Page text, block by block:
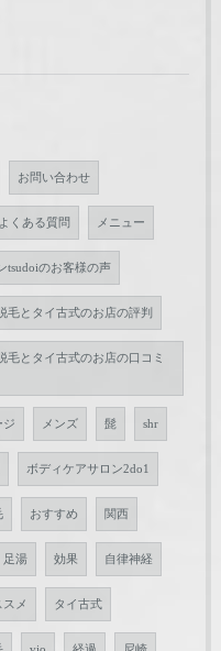
お問い合わせ
よくある質問 メニュー
tsudoiのお客様の声
毛とタイ古式のお店の評判
毛とタイ古式のお店の口コミ
ジ メンズ 髭 shr
ボディケアサロン2do1
おすすめ 関西
足湯 効果 自律神経
スメ タイ古式